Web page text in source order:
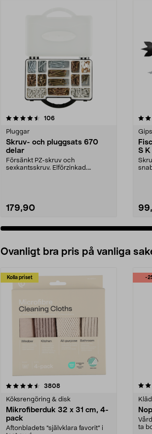
106recensioner
Pluggar
Skruv- och pluggsats 670
delar
Försänkt PZ-skruv och
sexkantsskruv. Elförzinkad.
179,90
5.0 av 5 stjärnor
S
Ovanligt bra pris på vanliga
Kolla priset
3808recensioner
Köksrengöring & disk
Mikrofiberduk 32 x 31 cm, 4-
pack
Aftonbladets "självklara favorit” i
-
4.0av 5 stjärnor
ta